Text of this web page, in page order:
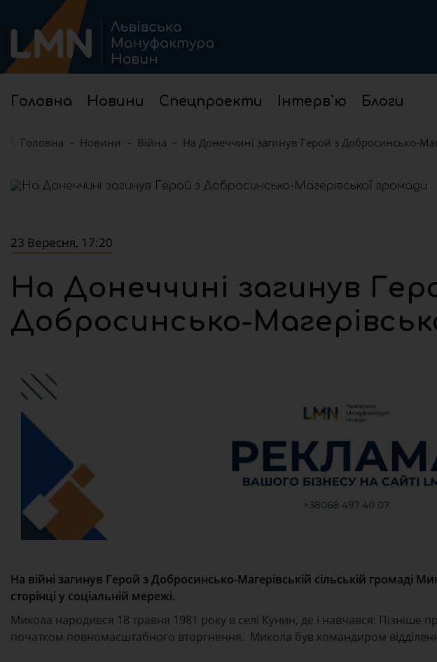
Головна Новини Спецпроекти Інтерв`ю Блоги
Головна Новини Війна На Донеччині загинув Герой з Добросинсько-
23 Вересня, 17:20
На Донеччині загинув
Добросинсько-
На війні загинув Герой з Добросинсько-Магерівській сільській громаді
сторінці у соціальній мережі.
Микола народився 18 травня 1981 року в селі Кунин, де і навчався. Пізніше
початком повномасштабного вторгнення. Микола був командиром